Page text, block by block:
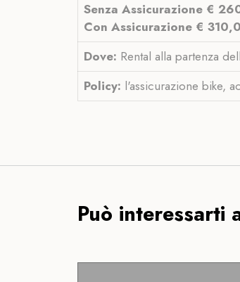
Senza Assicurazione €
Con Assicurazione €
Dove: Rental alla partenza
Policy: l'assicurazione bike,
Può interessarti